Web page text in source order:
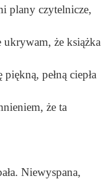
plany czytelnicze,
ukrywam, że książka
pełną ciepła
że ta
Niewyspana,